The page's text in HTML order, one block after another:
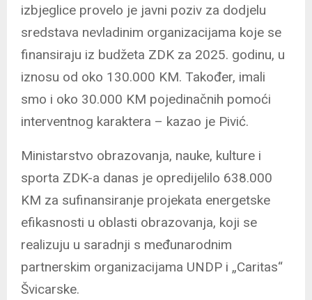
izbjeglice provelo je javni poziv za dodjelu
sredstava nevladinim organizacijama koje se
finansiraju iz budžeta ZDK za 2025. godinu, u
iznosu od oko 130.000 KM. Također, imali
smo i oko 30.000 KM pojedinačnih pomoći
interventnog karaktera – kazao je Pivić.
Ministarstvo obrazovanja, nauke, kulture i
sporta ZDK-a danas je opredijelilo 638.000
KM za sufinansiranje projekata energetske
efikasnosti u oblasti obrazovanja, koji se
realizuju u saradnji s međunarodnim
partnerskim organizacijama UNDP i „Caritas“
Švicarske.